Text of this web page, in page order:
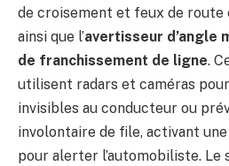
de croisement et feux de
ainsi que l’avertisseur d’angle
de franchissement de ligne.
utilisent radars et caméras
invisibles au conducteur ou
involontaire de file, activant
pour alerter l’automobiliste. Le